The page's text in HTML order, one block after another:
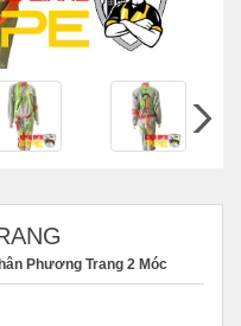
Phương Trang 2 Móc